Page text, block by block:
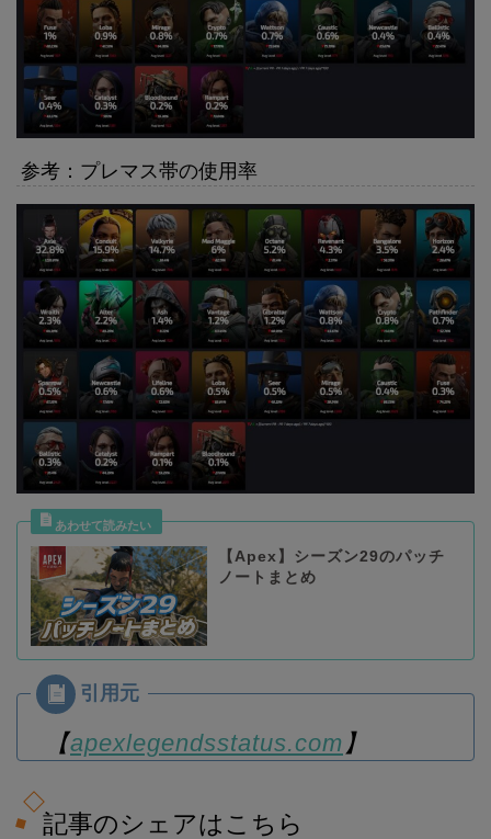
参考：プレマス帯の使用率
【Apex】シーズン29のパッチ
ノートまとめ
【apexlegendsstatus.com 】
記事のシェアはこちら